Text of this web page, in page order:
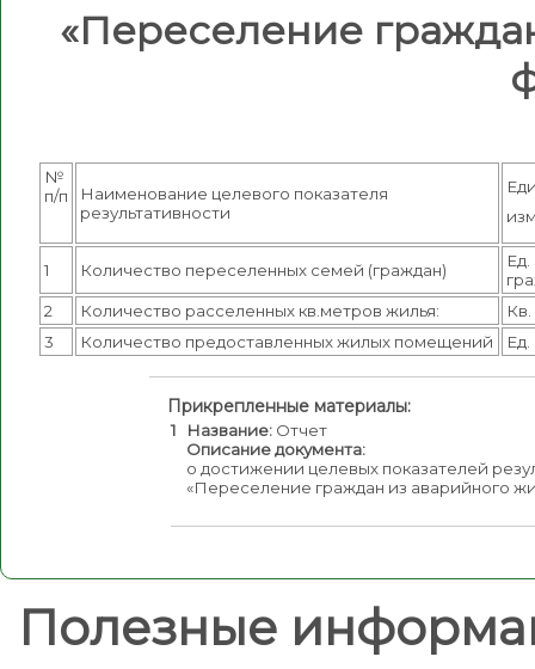
«Переселение
№
п/п
Наименование целевого показателя
результативности
1 Количество переселенных семей (граждан)
2
Количество расселенных кв.метров жилья:
3
Количество предоставленных жилых помещений Ед.
Прикрепленные материалы:
1 Название: Отчет
Описание документа:
о достижении целевых показателей
«Переселение граждан из аварийного
Полезные